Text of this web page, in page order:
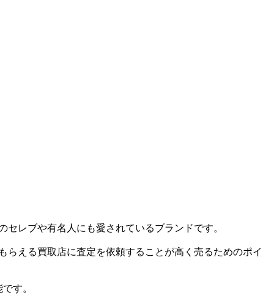
レブや有名人にも愛されているブランドです。
える買取店に査定を依頼することが高く売るためのポイ
す。